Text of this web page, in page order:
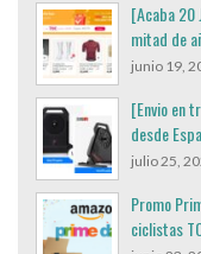
[Acaba 20
mitad de
junio 19,
[Envio en
desde
julio 25,
Promo
ciclistas